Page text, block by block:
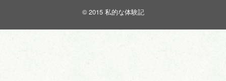
© 2015 私的な体験記